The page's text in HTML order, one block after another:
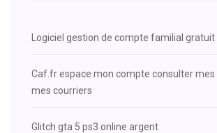
Logiciel gestion de compte familial gratuit
Caf.fr espace mon compte consulter
mes courriers
Glitch gta 5 ps3 online argent